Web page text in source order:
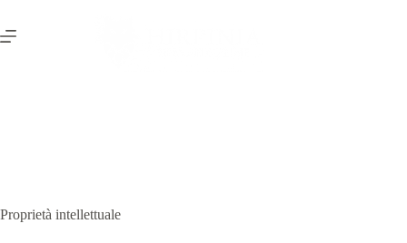
contenuto
Proprietà intellettuale